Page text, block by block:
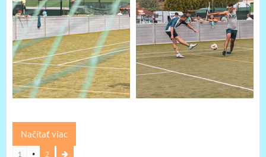
Načítať viac
1 2